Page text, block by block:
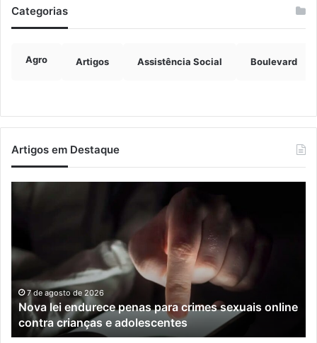
Categorias
Agro Artigos Assistência Social Boulevard
Artigos em Destaque
para
crimes
sexuais
online
contra
crianças
e
7 de agosto de 2026
Nova lei endurece penas para crimes sexuais online
contra crianças e adolescentes